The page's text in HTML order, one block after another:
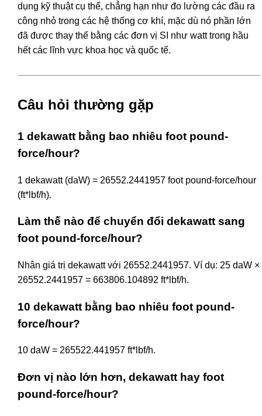
dụng kỹ thuật cụ thể, chẳng hạn như đo lường các đầu ra
công nhỏ trong các hệ thống cơ khí, mặc dù nó phần lớn
đã được thay thế bằng các đơn vị SI như watt trong hầu
hết các lĩnh vực khoa học và quốc tế.
Câu hỏi thường gặp
1 dekawatt bằng bao nhiêu foot pound-
force/hour?
1 dekawatt (daW) = 26552.2441957 foot pound-force/hour
(ft*lbf/h).
Làm thế nào để chuyển đổi dekawatt sang
foot pound-force/hour?
Nhân giá trị dekawatt với 26552.2441957. Ví dụ: 25 daW ×
26552.2441957 = 663806.104892 ft*lbf/h.
10 dekawatt bằng bao nhiêu foot pound-
force/hour?
10 daW = 265522.441957 ft*lbf/h.
Đơn vị nào lớn hơn, dekawatt hay foot
pound-force/hour?